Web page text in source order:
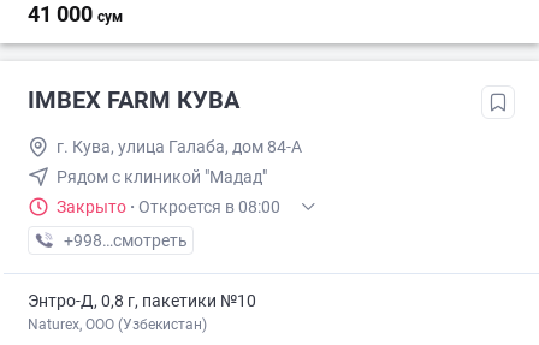
41 000 сум
IMBEX FARM КУВА
г. Кува, улица Галаба, дом 84-А
Рядом с клиникой "Мадад"
Закрыто · Откроется в 08:00
+998 (91) XXX-XX-XX
смотреть
Энтро-Д, 0,8 г, пакетики №10
Naturex, OOO (Узбекистан)